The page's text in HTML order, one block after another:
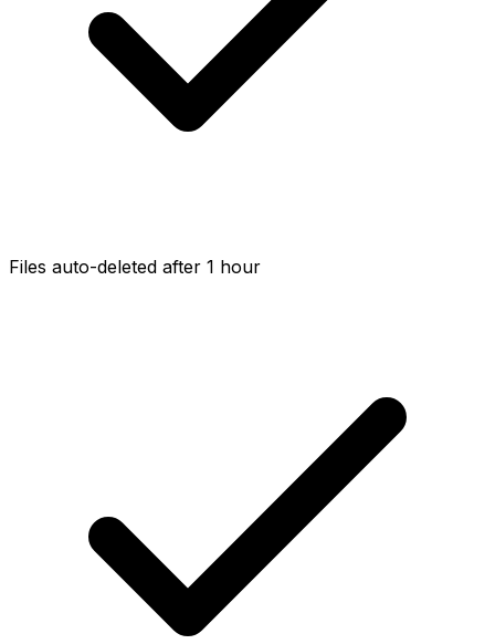
Files auto-deleted after 1 hour